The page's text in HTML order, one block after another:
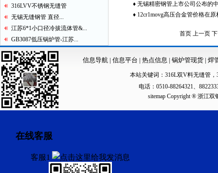
316LVV不锈钢无缝管
无锡无缝钢管 直径...
江苏6*1小口径冷拔流体管&...
GB3087低压锅炉管-江苏...
决
♦ 无锡精密钢管上市公司公布的
喜
♦ 12cr1movg高压合金管价格在
首页 上一页
信息导航| 信息平台 | 热点信息 | 锅炉管现货 | 焊
本站关键词： 316L双V料无缝管 ，
电话：0510-88264321、
sitemapCopyright ® 浙江双
在线客服
客服1